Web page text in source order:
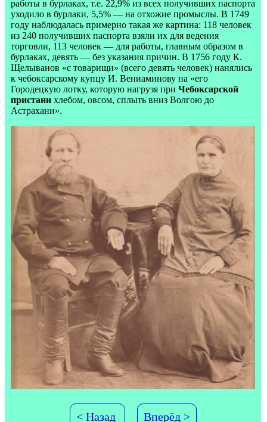
работы в бурлаках, т.е. 22,9% из всех получивших паспорта
уходило в бурлаки, 5,5% — на отхожие промыслы. В 1749
году наблюдалась примерно такая же картина: 118 человек
из 240 получивших паспорта взяли их для ведения
торговли, 113 человек — для работы, главным образом в
бурлаках, девять — без указания причин. В 1756 году К.
Щелыванов «с товарищи» (всего девять человек) нанялись
к чебоксарскому купцу И. Вениаминову на «его
Городецкую лотку, которую нагрузя при Чебоксарской
пристани хлебом, овсом, сплыть вниз Волгою до
Астрахани».
< Назад Вперёд >